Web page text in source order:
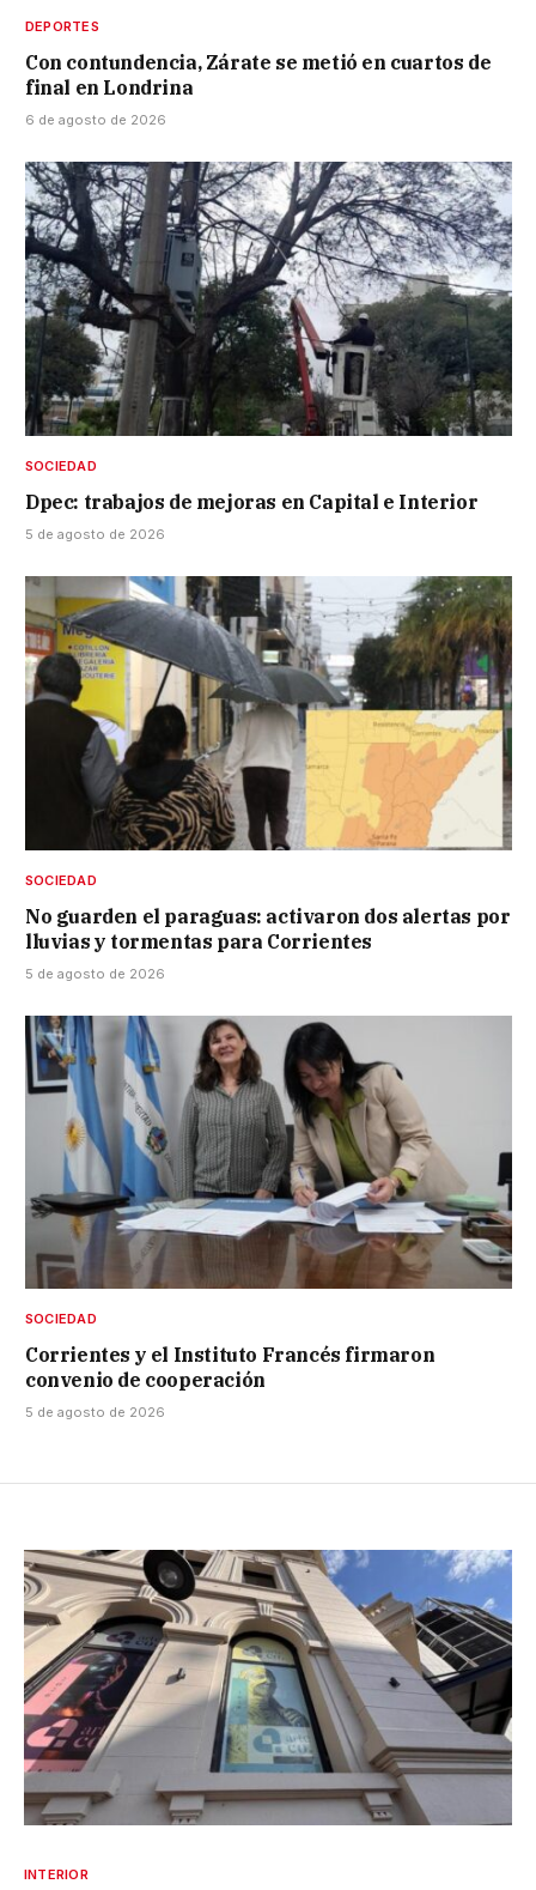
DEPORTES
Con contundencia, Zárate se metió en cuartos de
final en Londrina
6 de agosto de 2026
SOCIEDAD
Dpec: trabajos de mejoras en Capital e Interior
5 de agosto de 2026
SOCIEDAD
No guarden el paraguas: activaron dos alertas por
lluvias y tormentas para Corrientes
5 de agosto de 2026
SOCIEDAD
Corrientes y el Instituto Francés firmaron
convenio de cooperación
5 de agosto de 2026
INTERIOR